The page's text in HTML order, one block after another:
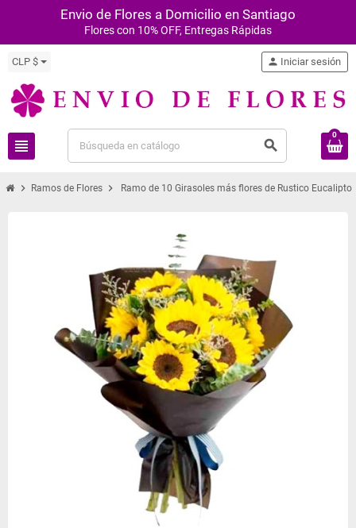
Envio de Flores a Domicilio en Santiago
Flores con 10% OFF, Entregas Rápidas
CLP $
view_headline search
person Iniciar sesión
0
chevron_right Ramos de Flores chevron_right Ramo de 10 Girasoles más flores de Rustico Eucalipto